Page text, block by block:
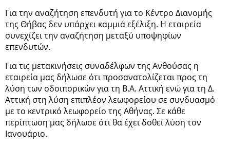
Για την αναζήτηση επενδυτή για το Κέντρο Διανομής
της Θήβας δεν υπάρχει καμμιά εξέλιξη. Η εταιρεία
συνεχίζει την αναζήτηση μεταξύ υποψηφίων
επενδυτών.
Για τις μετακινήσεις συναδέλφων της Ανθούσας η
εταιρεία μας δήλωσε ότι προσανατολίζεται προς τη
λύση των οδοιπορικών για τη Β.Α. Αττική ενώ για τη Δ.
Αττική στη λύση επιπλέον λεωφορείου σε συνδυασμό
με το κεντρικό λεωφορείο της Αθήνας. Σε κάθε
περίπτωση μας δήλωσε ότι θα έχει δοθεί λύση τον
Ιανουάριο.